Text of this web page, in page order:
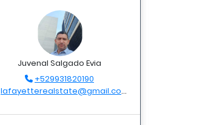
Juvenal Salgado Evia
+529931820190
lafayetterealstate@gmail.com